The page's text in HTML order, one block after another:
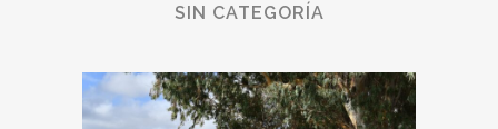
SIN CATEGORÍA